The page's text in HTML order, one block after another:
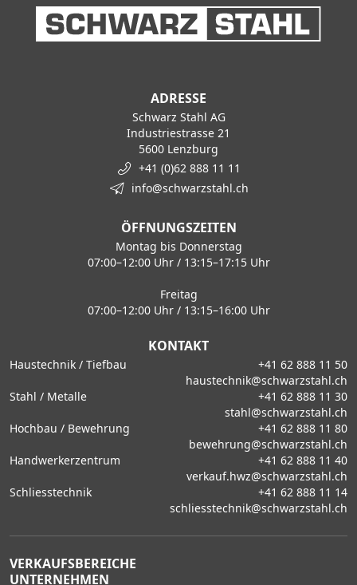
ADRESSE
Schwarz Stahl AG
Industriestrasse 21
5600 Lenzburg
+41 (0)62 888 11 11
info@schwarzstahl.ch
ÖFFNUNGSZEITEN
Montag bis Donnerstag
07:00–12:00 Uhr / 13:15–17:15 Uhr
Freitag
07:00–12:00 Uhr / 13:15–16:00 Uhr
KONTAKT
Haustechnik / Tiefbau
+41 62 888 11 50
haustechnik@schwarzstahl.ch
Stahl / Metalle
+41 62 888 11 30
stahl@schwarzstahl.ch
Hochbau / Bewehrung
+41 62 888 11 80
bewehrung@schwarzstahl.ch
Handwerkerzentrum
+41 62 888 11 40
verkauf.hwz@schwarzstahl.ch
Schliesstechnik
+41 62 888 11 14
schliesstechnik@schwarzstahl.ch
VERKAUFSBEREICHE
UNTERNEHMEN